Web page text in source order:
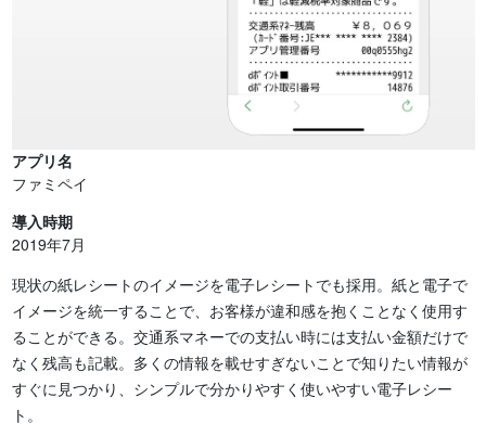
アプリ名
ファミペイ
導入時期
2019年7月
現状の紙レシートのイメージを電子レシートでも採用。紙と電子で
イメージを統一することで、お客様が違和感を抱くことなく使用す
ることができる。交通系マネーでの支払い時には支払い金額だけで
なく残高も記載。多くの情報を載せすぎないことで知りたい情報が
すぐに見つかり、シンプルで分かりやすく使いやすい電子レシー
ト。